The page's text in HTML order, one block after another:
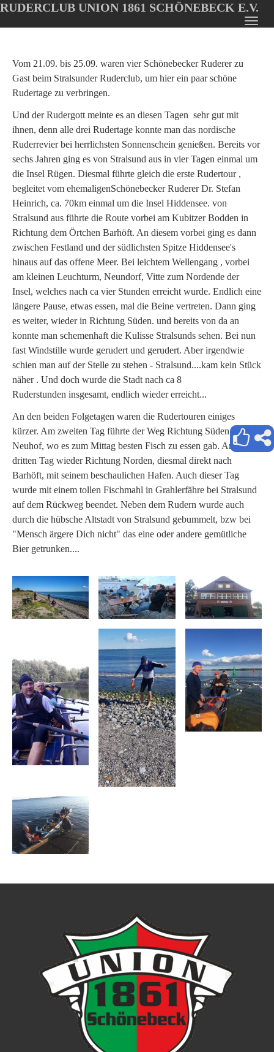
Oops, an error occurred! Code: 202608072136304c36c02f
main
content
RUDERCLUB UNION 1861 SCHÖNEBECK E.V.
Vom 21.09. bis 25.09. waren vier Schönebecker Ruderer zu
Gast beim Stralsunder Ruderclub, um hier ein paar schöne
Rudertage zu verbringen.
Und der Rudergott meinte es an diesen Tagen sehr gut mit
ihnen, denn alle drei Rudertage konnte man das nordische
Ruderrevier bei herrlichsten Sonnenschein genießen. Bereits vor
sechs Jahren ging es von Stralsund aus in vier Tagen einmal um
die Insel Rügen. Diesmal führte gleich die erste Rudertour ,
begleitet vom ehemaligenSchönebecker Ruderer Dr. Stefan
Heinrich, ca. 70km einmal um die Insel Hiddensee. von
Stralsund aus führte die Route vorbei am Kubitzer Bodden in
Richtung dem Örtchen Barhöft. An diesem vorbei ging es dann
zwischen Festland und der südlichsten Spitze Hiddensee's
hinaus auf das offene Meer. Bei leichtem Wellengang , vorbei
am kleinen Leuchturm, Neundorf, Vitte zum Nordende der
Insel, welches nach ca vier Stunden erreicht wurde. Endlich eine
längere Pause, etwas essen, mal die Beine vertreten. Dann ging
es weiter, wieder in Richtung Süden. und bereits von da an
konnte man schemenhaft die Kulisse Stralsunds sehen. Bei nun
fast Windstille wurde gerudert und gerudert. Aber irgendwie
schien man auf der Stelle zu stehen - Stralsund....kam kein Stück
näher . Und doch wurde die Stadt nach ca 8
Ruderstunden insgesamt, endlich wieder erreicht...
An den beiden Folgetagen waren die Rudertouren einiges
kürzer. Am zweiten Tag führte der Weg Richtung Süden nach
Neuhof, wo es zum Mittag besten Fisch zu essen gab. Am
dritten Tag wieder Richtung Norden, diesmal direkt nach
Barhöft, mit seinem beschaulichen Hafen. Auch dieser Tag
wurde mit einem tollen Fischmahl in Grahlerfähre bei Stralsund
auf dem Rückweg beendet. Neben dem Rudern wurde auch
durch die hübsche Altstadt von Stralsund gebummelt, bzw bei
"Mensch ärgere Dich nicht" das eine oder andere gemütliche
Bier getrunken....